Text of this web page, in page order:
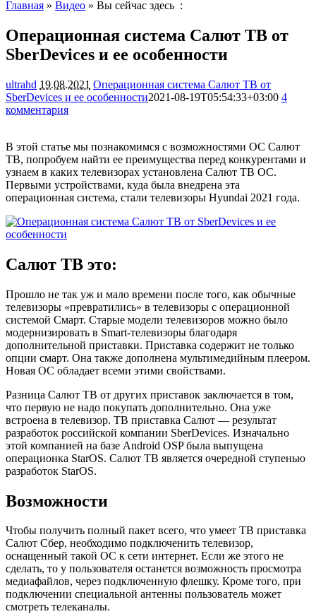
Главная » Видео » Вы сейчас здесь :
Операционная система Салют ТВ от
SberDevices и ее особенности
ultrahd 19.08.2021 Операционная система Салют ТВ от
SberDevices и ее особенности2021-08-19T05:54:33+03:00 4
комментария
В этой статье мы познакомимся с возможностями ОС Салют
ТВ, попробуем найти ее преимущества перед конкурентами и
узнаем в каких телевизорах установлена Салют ТВ ОС.
Первыми устройствами, куда была внедрена эта
операционная система, стали телевизоры Hyundai 2021 года.
Салют ТВ это:
Прошло не так уж и мало времени после того, как обычные
телевизоры «превратились» в телевизоры с операционной
системой Смарт. Старые модели телевизоров можно было
модернизировать в Smart-телевизоры благодаря
дополнительной приставки. Приставка содержит не только
опции смарт. Она также дополнена мультимедийным плеером.
Новая ОС обладает всеми этими свойствами.
Разница Салют ТВ от других приставок заключается в том,
что первую не надо покупать дополнительно. Она уже
встроена в телевизор. ТВ приставка Салют — результат
разработок российской компании SberDevices. Изначально
этой компанией на базе Android OSP была выпущена
операционка StarOS. Салют ТВ является очередной ступенью
разработок StarOS.
Возможности
Чтобы получить полный пакет всего, что умеет ТВ приставка
Салют Сбер, необходимо подключенить телевизор,
оснащенный такой ОС к сети интернет. Если же этого не
сделать, то у пользователя останется возможность просмотра
медиафайлов, через подключенную флешку. Кроме того, при
подключении специальной антенны пользователь может
смотреть телеканалы.